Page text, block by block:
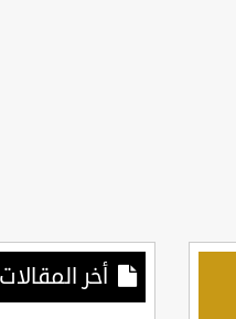
أخر المقالات